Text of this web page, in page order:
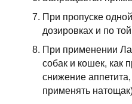
При пропуске
дозировках и по
При применении
собак и кошек, как
снижение
применять